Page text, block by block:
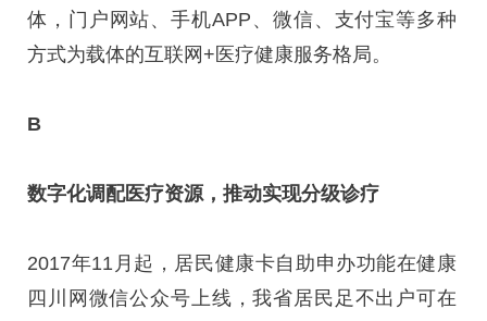
体，门户网站、手机APP、微信、支付宝等多种
方式为载体的互联网+医疗健康服务格局。
B
数字化调配医疗资源，推动实现分级诊疗
2017年11月起，居民健康卡自助申办功能在健康
四川网微信公众号上线，我省居民足不出户可在